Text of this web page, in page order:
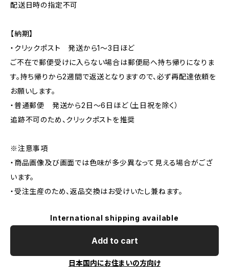
配送日時の指定不可
【納期】
・クリックポスト 発送から1〜3日ほど
ご不在で郵便受けに入らない場合は郵便局へ持ち帰りになりま
す。持ち帰りから2週間で返送となりますので、必ず再配達依頼を
お願いします。
・普通郵便 発送から2日〜6日ほど（土日祝を除く）
追跡不可のため、クリックポストを推奨
※注意事項
・商品画像及び画面では色味が多少異なって見える場合がござ
います。
・受注生産のため、返品交換はお受けいたし兼ねます。
International shipping available
Add to cart
日本国内にお住まいの方向け